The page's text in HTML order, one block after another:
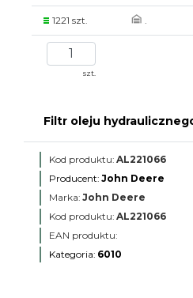
1221 szt. .
szt.
Filtr oleju
Kod produktu: AL221066
Producent: John Deere
Marka: John Deere
Kod produktu: AL221066
EAN produktu:
Kategoria: 6010